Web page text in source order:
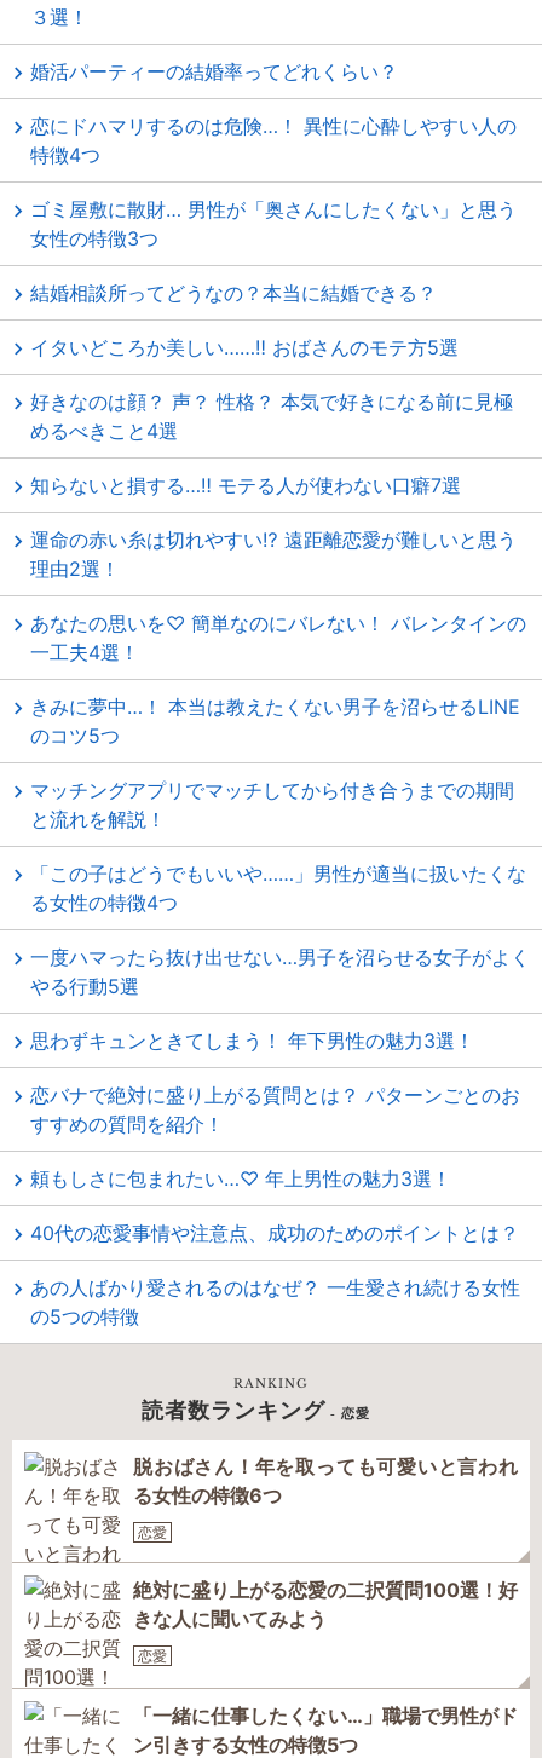
３選！
婚活パーティーの結婚率ってどれくらい？
恋にドハマリするのは危険…！ 異性に心酔しやすい人の
特徴4つ
ゴミ屋敷に散財… 男性が「奥さんにしたくない」と思う
女性の特徴3つ
結婚相談所ってどうなの？本当に結婚できる？
イタいどころか美しい……‼ おばさんのモテ方5選
好きなのは顔？ 声？ 性格？ 本気で好きになる前に見極
めるべきこと4選
知らないと損する…‼ モテる人が使わない口癖7選
運命の赤い糸は切れやすい⁉ 遠距離恋愛が難しいと思う
理由2選！
あなたの思いを♡ 簡単なのにバレない！ バレンタインの
一工夫4選！
きみに夢中…！ 本当は教えたくない男子を沼らせるLINE
のコツ5つ
マッチングアプリでマッチしてから付き合うまでの期間
と流れを解説！
「この子はどうでもいいや……」男性が適当に扱いたくな
る女性の特徴4つ
一度ハマったら抜け出せない…男子を沼らせる女子がよく
やる行動5選
思わずキュンときてしまう！ 年下男性の魅力3選！
恋バナで絶対に盛り上がる質問とは？ パターンごとのお
すすめの質問を紹介！
頼もしさに包まれたい…♡ 年上男性の魅力3選！
40代の恋愛事情や注意点、成功のためのポイントとは？
あの人ばかり愛されるのはなぜ？ 一生愛され続ける女性
の5つの特徴
RANKING
読者数ランキング - 恋愛
脱おばさん！年を取っても可愛いと言われ
る女性の特徴6つ
恋愛
絶対に盛り上がる恋愛の二択質問100選！好
きな人に聞いてみよう
恋愛
「一緒に仕事したくない…」職場で男性がド
ン引きする女性の特徴5つ